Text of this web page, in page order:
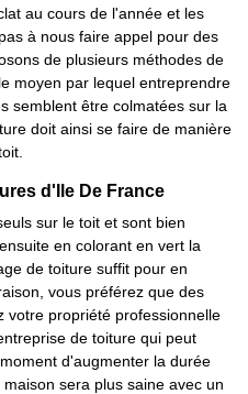
au cours de l'année et les
à nous faire appel pour des
de plusieurs méthodes de
moyen par lequel entreprendre
semblent être colmatées sur la
doit ainsi se faire de manière
d'Ile De France
sur le toit et sont bien
en colorant en vert la
de toiture suffit pour en
vous préférez que des
votre propriété professionnelle
de toiture qui peut
d'augmenter la durée
sera plus saine avec un